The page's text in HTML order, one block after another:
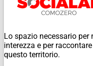
Lo spazio necessario
interezza e per
questo territorio.